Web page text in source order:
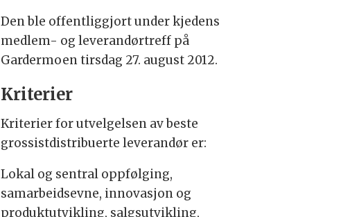
Den ble offentliggjort under kjedens
medlem- og leverandørtreff på
Gardermoen tirsdag 27. august 2012.
Kriterier
Kriterier for utvelgelsen av beste
grossistdistribuerte leverandør er:
Lokal og sentral oppfølging,
samarbeidsevne, innovasjon og
produktutvikling, salgsutvikling,